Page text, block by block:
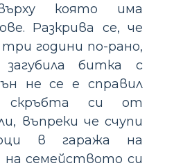
която има
Разкрива се, че
години по-рано,
битка с
не се е справил
скръбта си от
въпреки че счупи
в гаража на
семейството си